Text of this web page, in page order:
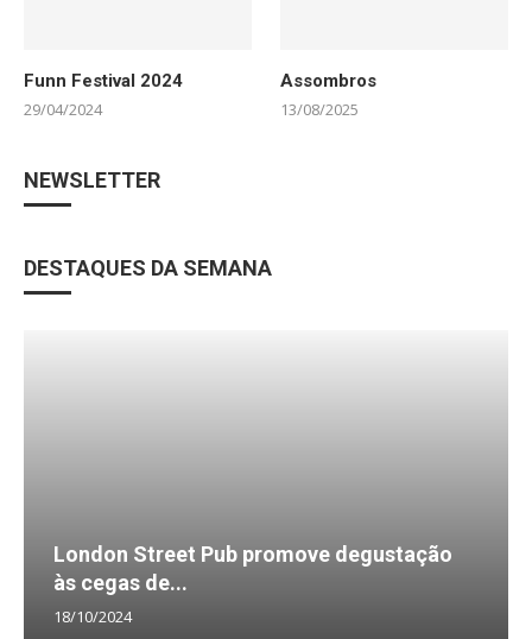
Funn Festival 2024
29/04/2024
Assombros
13/08/2025
NEWSLETTER
DESTAQUES DA SEMANA
London Street Pub promove degustação
às cegas de...
18/10/2024